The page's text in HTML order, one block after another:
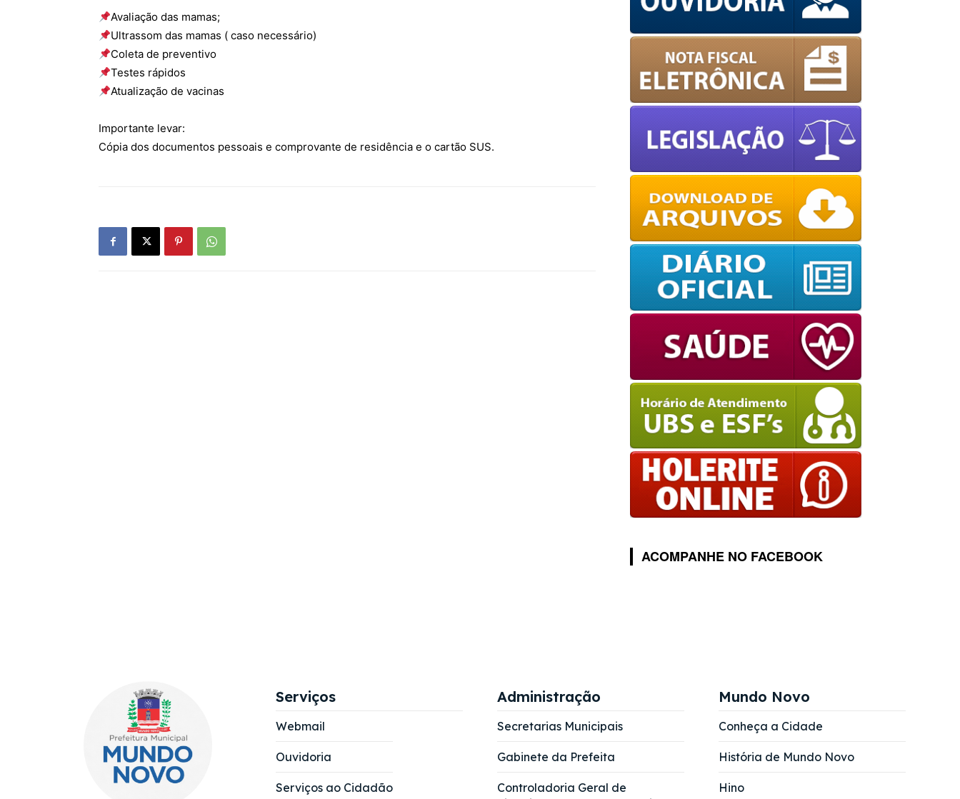
Avaliação das mamas;
Ultrassom das mamas ( caso necessário)
Coleta de preventivo
Testes rápidos
Atualização de vacinas
Importante levar:
Cópia dos documentos pessoais e comprovante de residência e o cartão SUS.
ACOMPANHE NO FACEBOOK
Serviços
Webmail
Ouvidoria
Serviços ao Cidadão
Administração
Secretarias Municipais
Gabinete da Prefeita
Controladoria Geral de
Mundo Novo
Conheça a Cidade
História de Mundo Novo
Hino